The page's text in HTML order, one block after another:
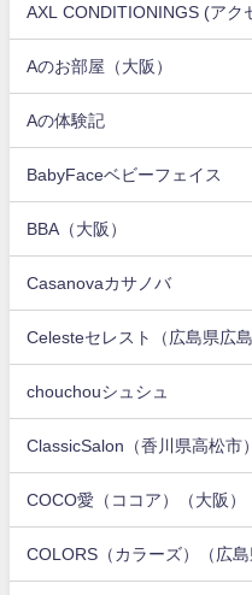
AXL CONDITIONINGS (アク
Aのお部屋（大阪）
Aの体験記
BabyFaceベビーフェイス
BBA（大阪）
Casanovaカサノバ
Celesteセレスト（広島県広島
chouchouシュシュ
ClassicSalon（香川県高松市）
COCO愛（ココア）（大阪）
COLORS（カラーズ）（広島